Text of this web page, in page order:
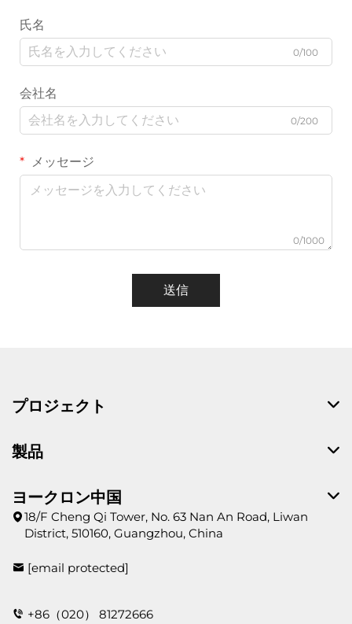
氏名
0/100
会社名
0/200
メッセージ
0/1000
送信
プロジェクト
製品
ヨークロン中国
18/F Cheng Qi Tower, No. 63 Nan An Road, Liwan
District, 510160, Guangzhou, China
[email protected]
+86（020） 81272666